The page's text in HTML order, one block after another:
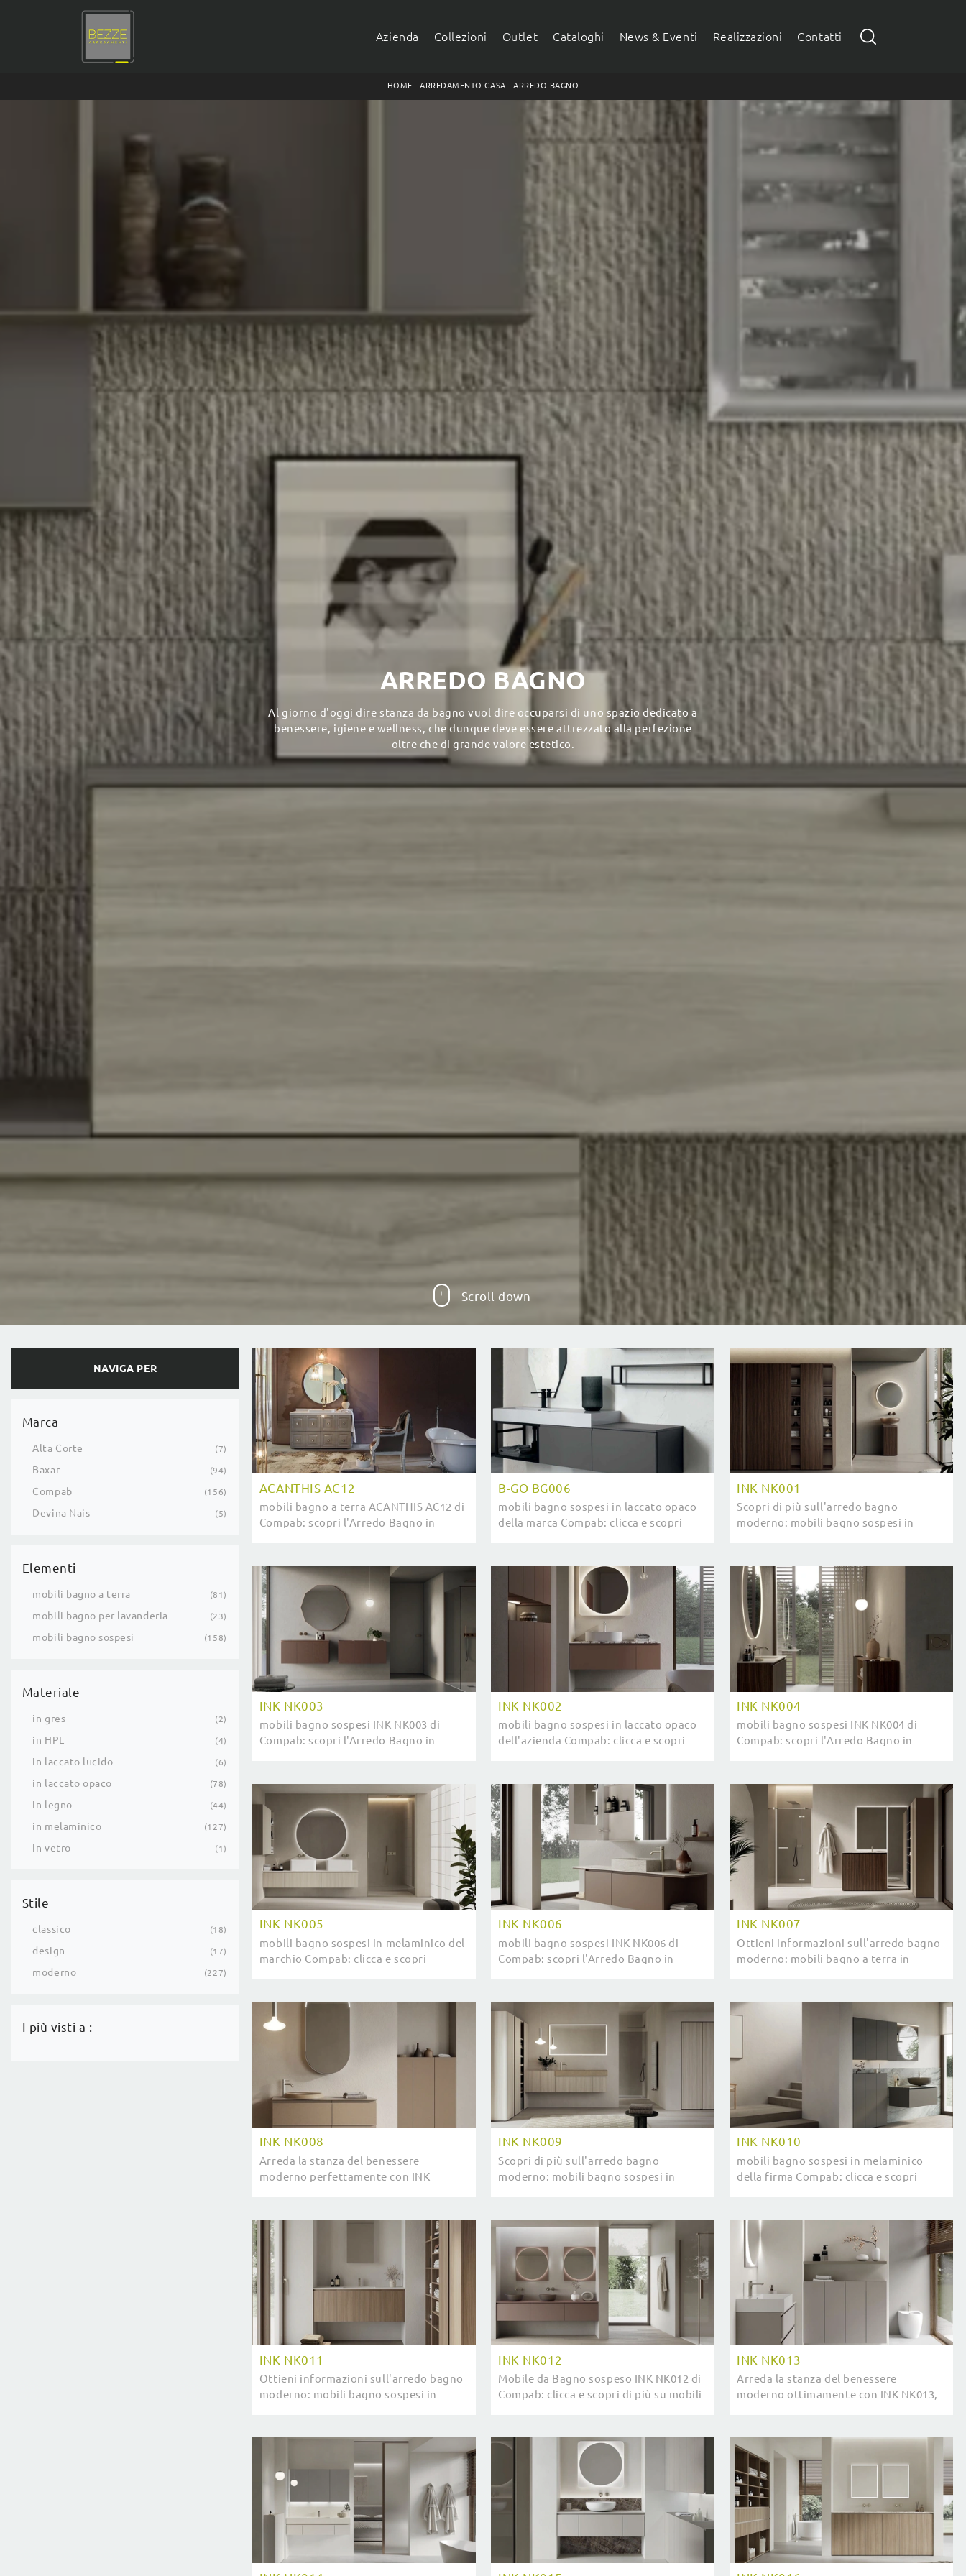
Azienda Collezioni Outlet Cataloghi News & Eventi Realizzazioni Contatti
HOME -ARREDAMENTO CASA -ARREDO BAGNO
ARREDO BAGNO
Al giorno d'oggi dire stanza da bagno vuol dire occuparsi di uno spazio dedicato a
benessere, igiene e wellness, che dunque deve essere attrezzato alla perfezione
oltre che di grande valore estetico.
Scroll down
NAVIGA PER
Marca
Alta Corte 7
Baxar 94
Compab 156
Devina Nais 5
Elementi
mobili bagno a terra 81
mobili bagno per lavanderia 23
mobili bagno sospesi 158
Materiale
in gres 2
in HPL 4
in laccato lucido 6
in laccato opaco 78
in legno 44
in melaminico 127
in vetro 1
Stile
classico 18
design 17
moderno 227
I più visti a :
ACANTHIS AC12
mobili bagno a terra ACANTHIS AC12 di
Compab: scopri l'Arredo Bagno in
B-GO BG006
mobili bagno sospesi in laccato opaco
della marca Compab: clicca e scopri
INK NK001
Scopri di più sull'arredo bagno
moderno: mobili bagno sospesi in
INK NK003
mobili bagno sospesi INK NK003 di
Compab: scopri l'Arredo Bagno in
INK NK002
mobili bagno sospesi in laccato opaco
dell'azienda Compab: clicca e scopri
INK NK004
mobili bagno sospesi INK NK004 di
Compab: scopri l'Arredo Bagno in
INK NK005
mobili bagno sospesi in melaminico del
marchio Compab: clicca e scopri
INK NK006
mobili bagno sospesi INK NK006 di
Compab: scopri l'Arredo Bagno in
INK NK007
Ottieni informazioni sull'arredo bagno
moderno: mobili bagno a terra in
INK NK008
Arreda la stanza del benessere
moderno perfettamente con INK
INK NK009
Scopri di più sull'arredo bagno
moderno: mobili bagno sospesi in
INK NK010
mobili bagno sospesi in melaminico
della firma Compab: clicca e scopri
INK NK011
Ottieni informazioni sull'arredo bagno
moderno: mobili bagno sospesi in
INK NK012
Mobile da Bagno sospeso INK NK012 di
Compab: clicca e scopri di più su mobili
INK NK013
Arreda la stanza del benessere
moderno ottimamente con INK NK013,